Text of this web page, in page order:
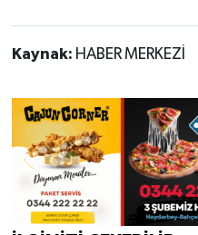
Kaynak: HABER MERKEZİ